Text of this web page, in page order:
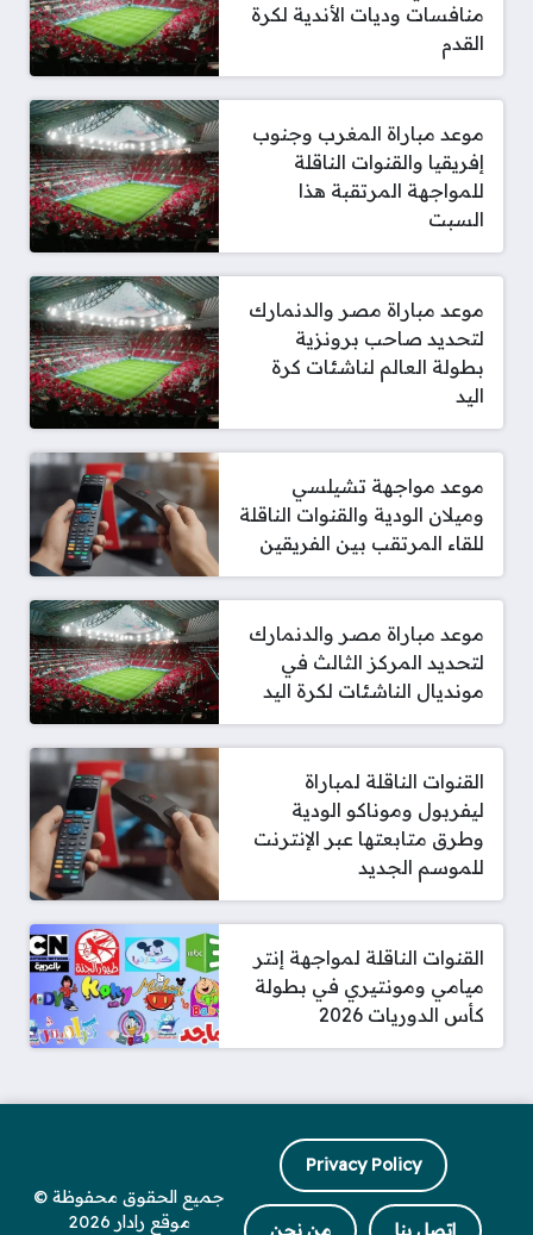
منافسات وديات الأندية لكرة
القدم
موعد مباراة المغرب وجنوب
إفريقيا والقنوات الناقلة
للمواجهة المرتقبة هذا
السبت
موعد مباراة مصر والدنمارك
لتحديد صاحب برونزية
بطولة العالم لناشئات كرة
اليد
موعد مواجهة تشيلسي
وميلان الودية والقنوات الناقلة
للقاء المرتقب بين الفريقين
موعد مباراة مصر والدنمارك
لتحديد المركز الثالث في
مونديال الناشئات لكرة اليد
القنوات الناقلة لمباراة
ليفربول وموناكو الودية
وطرق متابعتها عبر الإنترنت
للموسم الجديد
القنوات الناقلة لمواجهة إنتر
ميامي ومونتيري في بطولة
كأس الدوريات 2026
Privacy Policy
اتصل بنا من نحن
جميع الحقوق محفوظة ©
موقع رادار 2026